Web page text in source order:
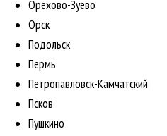
Орехово-Зуево
Орск
Подольск
Пермь
Петропавловск-Камчатский
Псков
Пушкино